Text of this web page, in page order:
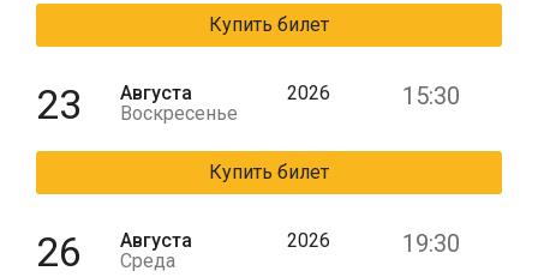
Купить билет
23
Августа
Воскресенье
2026 15:30
Купить билет
26
Августа
Среда
2026 19:30